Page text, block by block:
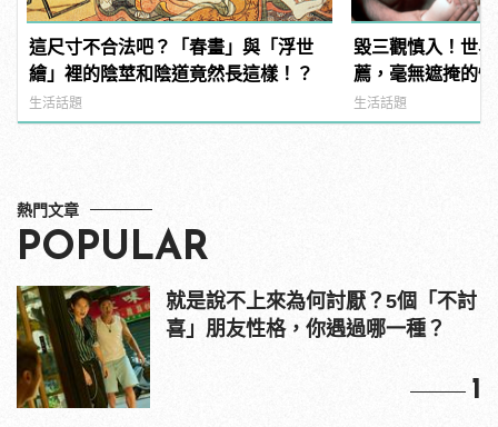
這尺寸不合法吧？「春畫」與「浮世
繪」裡的陰莖和陰道竟然長這樣！？
生活話題
毀三觀慎入！世
薦，毫無遮掩的
噁心到極致！ |
男
生活話題
熱門文章
POPULAR
就是說不上來為何討厭？5個「不討
喜」朋友性格，你遇過哪一種？
1